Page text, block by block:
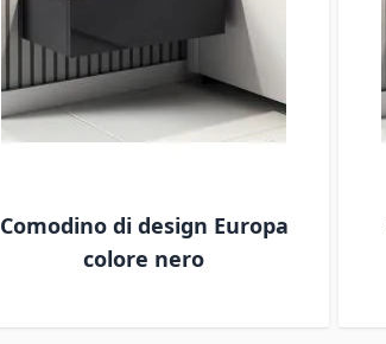
Comodino di design Europa
colore nero